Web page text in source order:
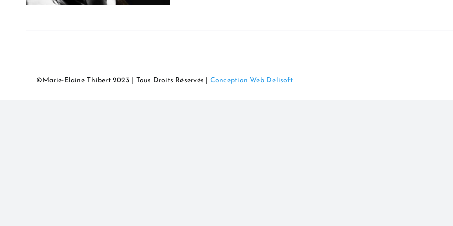
©Marie-Elaine Thibert 2023 | Tous Droits Réservés | Conception Web Delisoft